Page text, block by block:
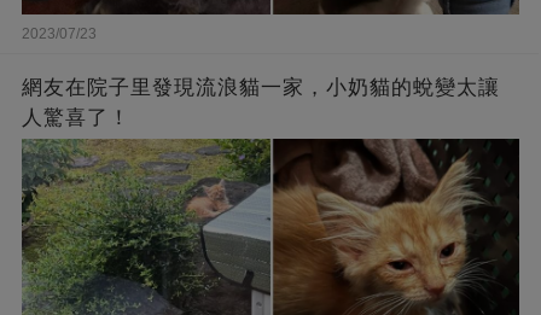
2023/07/23
網友在院子里發現流浪貓一家，小奶貓的蛻變太讓
人驚喜了！